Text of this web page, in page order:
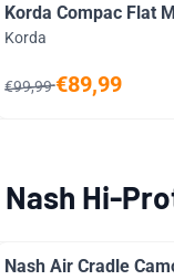
Korda Compac Flat
Merk:
Korda
Van 99,99 voor 89,99
€99,99€89,99
Nash Hi-
Nash Air Cradle